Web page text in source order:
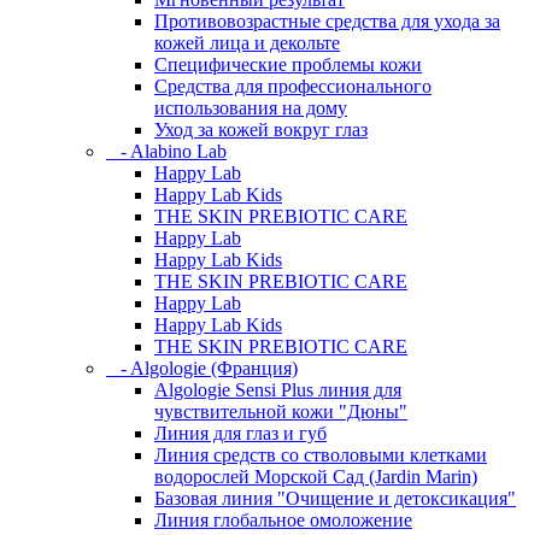
Противовозрастные средства для ухода за
кожей лица и декольте
Специфические проблемы кожи
Средства для профессионального
использования на дому
Уход за кожей вокруг глаз
- Alabino Lab
Happy Lab
Happy Lab Kids
THE SKIN PREBIOTIC CARE
Happy Lab
Happy Lab Kids
THE SKIN PREBIOTIC CARE
Happy Lab
Happy Lab Kids
THE SKIN PREBIOTIC CARE
- Algologie (Франция)
Algologie Sensi Plus линия для
чувcтвительной кожи "Дюны"
Линия для глаз и губ
Линия средств со стволовыми клетками
водорослей Морской Сад (Jardin Marin)
Базовая линия "Очищение и детоксикация"
Линия глобальное омоложение